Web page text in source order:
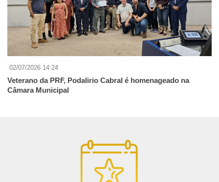
02/07/2026 14:24
Veterano da PRF, Podalirio Cabral é homenageado na
Câmara Municipal